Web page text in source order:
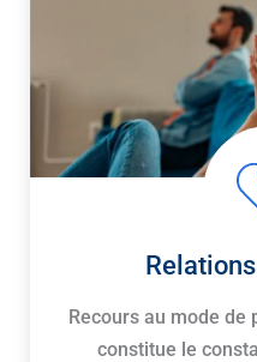
Recours au mode de
constitue le